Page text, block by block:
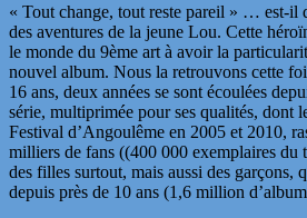
« Tout change, tout reste pareil » … est-il
des aventures de la jeune Lou. Cette
le monde du 9ème art à avoir la
nouvel album. Nous la retrouvons cette
16 ans, deux années se sont écoulées
série, multiprimée pour ses qualités, dont
Festival d’Angoulême en 2005 et 2010,
milliers de fans ((400 000 exemplaires du
des filles surtout, mais aussi des garçons,
depuis près de 10 ans (1,6 million